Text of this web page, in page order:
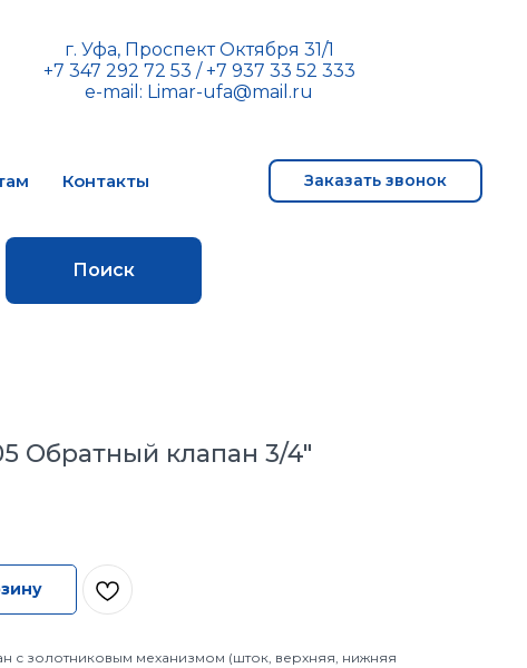
г. Уфа, Проспект Октября 31/1
+7 347 292 72 53 /+7 937 33 52 333
e-mail: Limar-ufa@mail.ru
Контакты Заказать звонок
Поиск
Обратный клапан 3/4"
с золотниковым механизмом (шток, верхняя, нижняя